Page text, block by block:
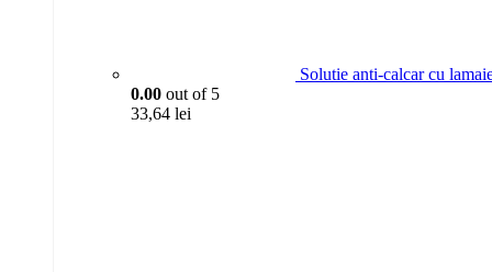
Solutie anti-calcar cu
0.00 out of 5
33,64 lei